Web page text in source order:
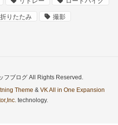
折りたたみ 撮影
フブログ All Rights Reserved.
Theme & VK All in One Expansion
technology.